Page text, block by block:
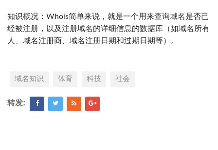
知识概况：Whois简单来说，就是一个用来查询域名是否已
经被注册，以及注册域名的详细信息的数据库（如域名所有
人、域名注册商、域名注册日期和过期日期等）。
域名知识 体育 科技 社会
转发: